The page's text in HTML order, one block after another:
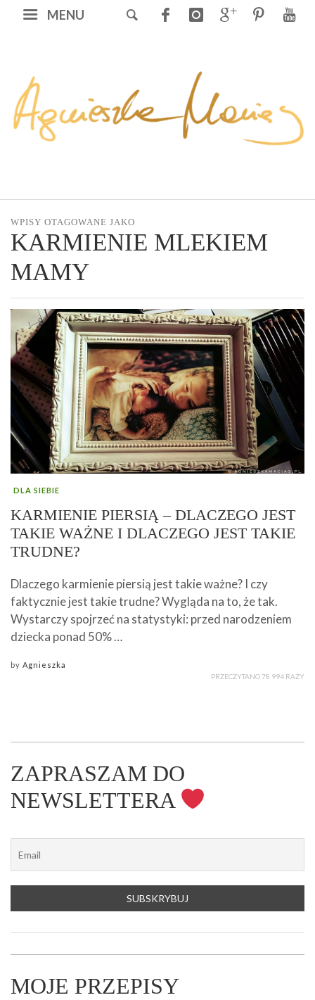
MENU
WPISY OTAGOWANE JAKO
KARMIENIE MLEKIEM
MAMY
DLA SIEBIE
KARMIENIE PIERSIĄ – DLACZEGO JEST
TAKIE WAŻNE I DLACZEGO JEST TAKIE
TRUDNE?
Dlaczego karmienie piersią jest takie ważne? I czy
faktycznie jest takie trudne? Wygląda na to, że tak.
Wystarczy spojrzeć na statystyki: przed narodzeniem
dziecka ponad 50% …
by Agnieszka
PRZECZYTANO 78 994 RAZY
ZAPRASZAM DO
NEWSLETTERA
MOJE PRZEPISY